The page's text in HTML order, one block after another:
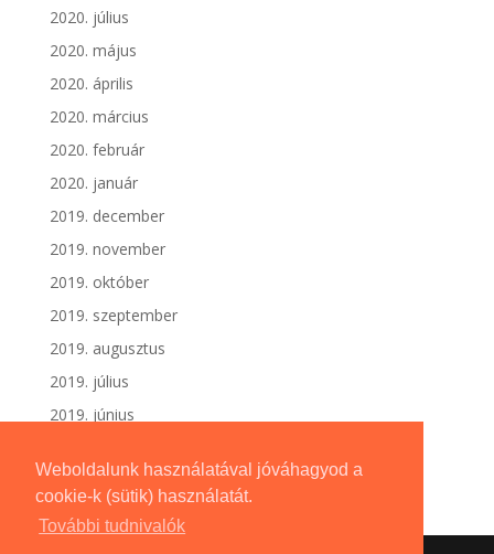
Weboldalunk használatával jóváhagyod a
cookie-k (sütik) használatát.
További tudnivalók
2020. július
2020. május
2020. április
2020. március
2020. február
2020. január
2019. december
2019. november
2019. október
2019. szeptember
2019. augusztus
2019. július
2019. június